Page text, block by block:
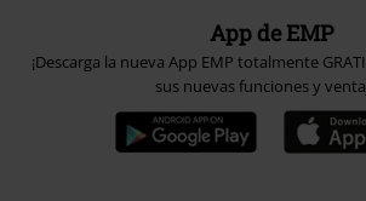
App de EMP
¡Descarga la nueva App EMP totalmente
sus nuevas funciones y